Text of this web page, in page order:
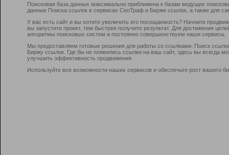
Поисковая база данных максимально приближена к базам ведущих
данные Поиска ссылок в сервисах СеоТраф и Бирже ссылок, а также для
У вас есть сайт и вы хотите увеличить его посещаемость? Начните
вы запустите проект, тем быстрее получите результат. Для достижения
алгоритмы поисковых систем и постоянно совершенствуем наши сервисы.
Мы предоставляем готовые решения для работы со ссылками: Поиск
Биржу ссылок. Где бы не появились ссылки на ваш сайт, здесь вы всегда
улучшить эффективность продвижения.
Используйте все возможности наших сервисов и обеспечьте рост вашего